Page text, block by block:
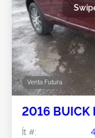
Venta Futura
2016 BUICK
Ít #: